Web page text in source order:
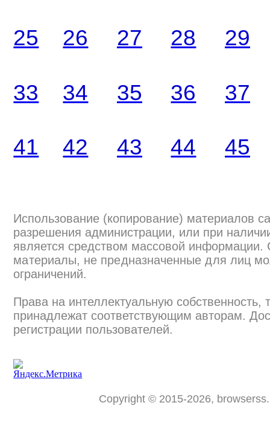
Использование (копирование) материалов
разрешения администрации, или при
является средством массовой информации.
материалы, не предназначенные для лиц
ограничений.
Права на интеллектуальную собственность,
принадлежат соответствующим авторам.
регистрации пользователей.
Copyright © 2015-2026,
25 26 27 29
28
33 34 37
35 36
41 42 43 44 45